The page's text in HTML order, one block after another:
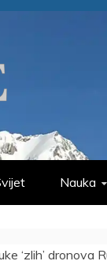
Nauka